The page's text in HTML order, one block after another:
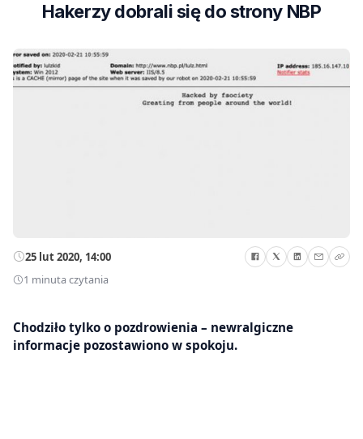
Hakerzy dobrali się do strony NBP
25 lut 2020, 14:00
1 minuta czytania
Chodziło tylko o pozdrowienia – newralgiczne
informacje pozostawiono w spokoju.